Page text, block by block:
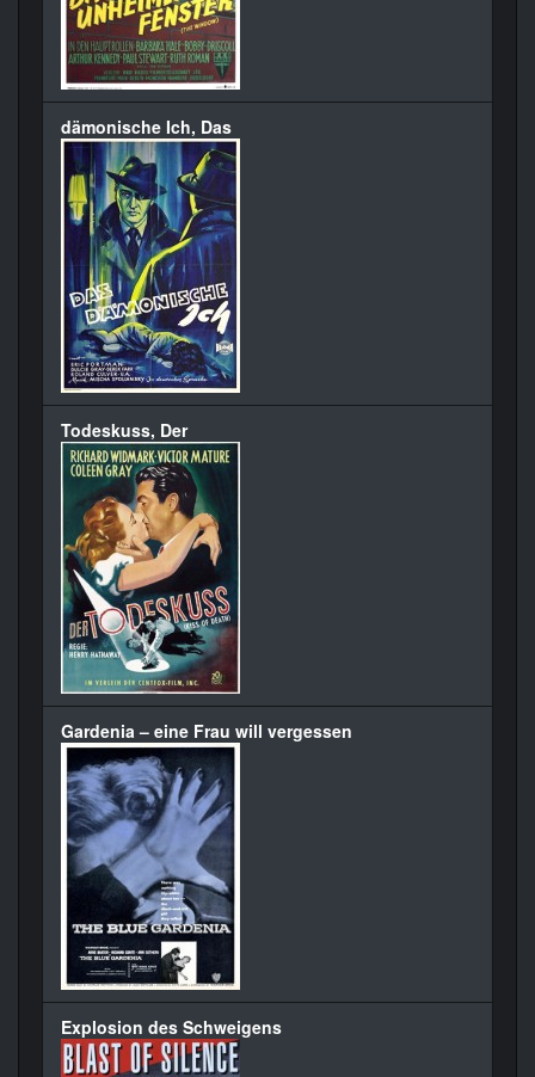
dämonische Ich, Das
Todeskuss, Der
Gardenia – eine Frau will vergessen
Explosion des Schweigens